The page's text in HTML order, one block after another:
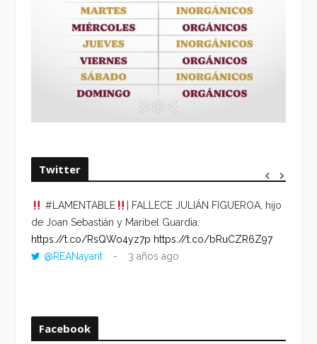
Twitter
#LAMENTABLE
| FALLECE JULIÁN FIGUEROA, hijo
de Joan Sebastián y Maribel Guardia.
https://t.co/RsQWo4yz7p https://t.co/bRuCZR6Z97
@REANayarit
3 años ago
Facebook